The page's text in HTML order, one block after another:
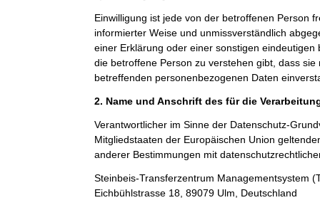
Einwilligung ist jede von der betroffenen Person
informierter Weise und unmissverständlich
einer Erklärung oder einer sonstigen
die betroffene Person zu verstehen gibt, dass
betreffenden personenbezogenen Daten
2. Name und Anschrift des für die
Verantwortlicher im Sinne der Datenschutz-
Mitgliedstaaten der Europäischen Union
anderer Bestimmungen mit
Steinbeis-Transferzentrum Managementsystem
Eichbühlstrasse 18, 89079 Ulm, Deutschland